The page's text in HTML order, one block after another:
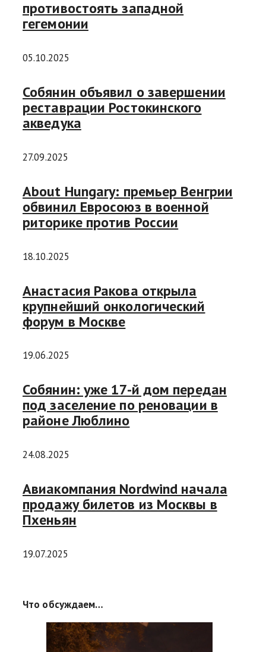
противостоять западной
гегемонии
05.10.2025
Собянин объявил о завершении
реставрации Ростокинского
акведука
27.09.2025
About Hungary: премьер Венгрии
обвинил Евросоюз в военной
риторике против России
18.10.2025
Анастасия Ракова открыла
крупнейший онкологический
форум в Москве
19.06.2025
Собянин: уже 17-й дом передан
под заселение по реновации в
районе Люблино
24.08.2025
Авиакомпания Nordwind начала
продажу билетов из Москвы в
Пхеньян
19.07.2025
Что обсуждаем…